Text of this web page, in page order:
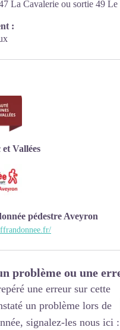
au vendredi 9h00-12h30
La Cavalerie ou sortie 49 Le
:
Vallées
pédestre Aveyron
problème ou une
une erreur sur cette
un problème lors de
signalez-les nous ici :